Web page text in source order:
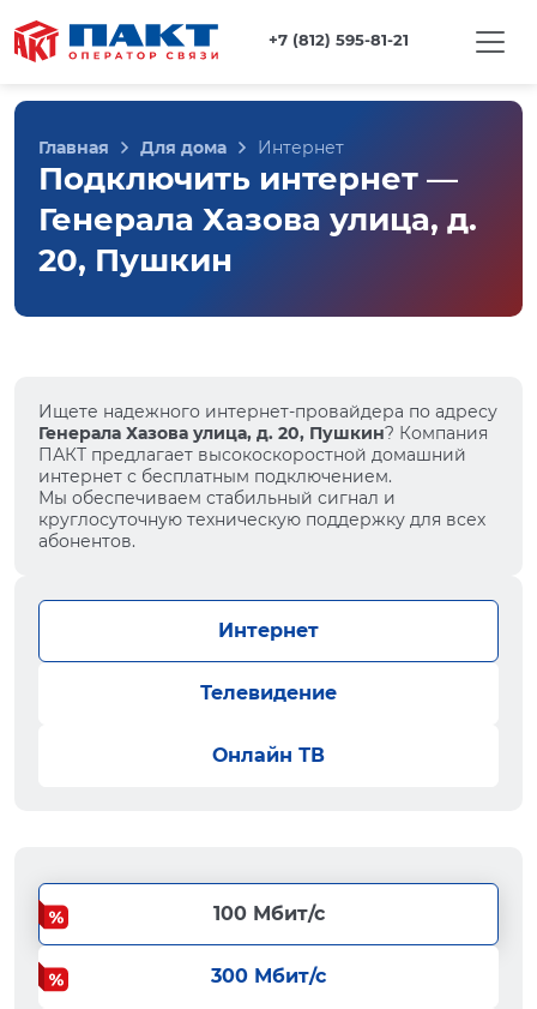
+7 (812) 595-81-21
Главная Для дома Интернет
Подключить интернет —
Генерала Хазова улица, д.
20, Пушкин
Ищете надежного интернет-провайдера по адресу
Генерала Хазова улица, д. 20, Пушкин? Компания
ПАКТ предлагает высокоскоростной домашний
интернет с бесплатным подключением.
Мы обеспечиваем стабильный сигнал и
круглосуточную техническую поддержку для всех
абонентов.
Интернет
Телевидение
Онлайн ТВ
100 Мбит/с
300 Мбит/с